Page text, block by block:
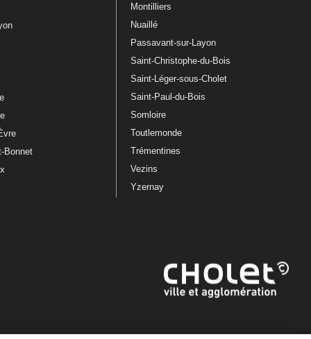
Bonnet
Montilliers
Nuaillé
Passavant-sur-Layon
Saint-Christophe-du-Bois
Saint-Léger-sous-Cholet
Saint-Paul-du-Bois
Somloire
Toutlemonde
Trémentines
Vezins
Yzernay